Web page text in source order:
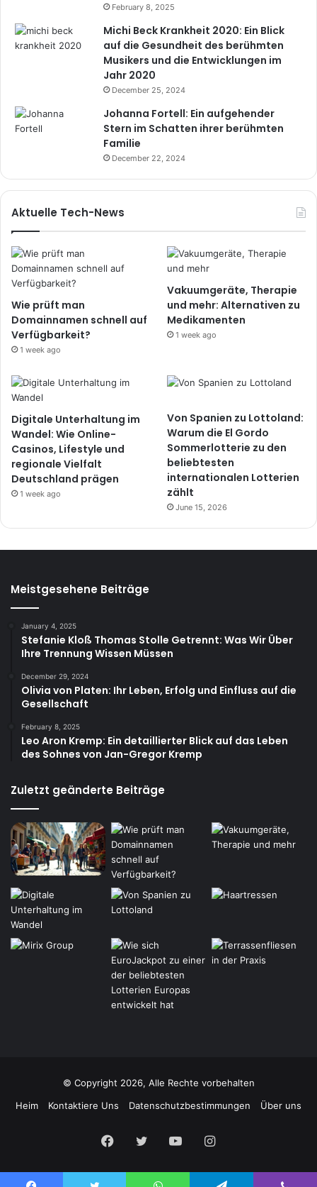
February 8, 2025
Michi Beck Krankheit 2020: Ein Blick
auf die Gesundheit des berühmten
Musikers und die Entwicklungen im
Jahr 2020
December 25, 2024
Johanna Fortell: Ein aufgehender
Stern im Schatten ihrer berühmten
Familie
December 22, 2024
Aktuelle Tech-News
Wie prüft man
Domainnamen schnell auf
Verfügbarkeit?
1 week ago
Vakuumgeräte, Therapie
und mehr: Alternativen zu
Medikamenten
1 week ago
Digitale Unterhaltung im
Wandel: Wie Online-
Casinos, Lifestyle und
regionale Vielfalt
Deutschland prägen
1 week ago
Von Spanien zu Lottoland:
Warum die El Gordo
Sommerlotterie zu den
beliebtesten
internationalen Lotterien
zählt
June 15, 2026
Meistgesehene Beiträge
January 4, 2025
Stefanie Kloß Thomas Stolle Getrennt: Was Wir Über
Ihre Trennung Wissen Müssen
December 29, 2024
Olivia von Platen: Ihr Leben, Erfolg und Einfluss auf die
Gesellschaft
February 8, 2025
Leo Aron Kremp: Ein detaillierter Blick auf das Leben
des Sohnes von Jan-Gregor Kremp
Zuletzt geänderte Beiträge
© Copyright 2026, Alle Rechte vorbehalten
Heim
Kontaktiere Uns Datenschutzbestimmungen Über uns
Facebook
Twitter YouTubeInstagram